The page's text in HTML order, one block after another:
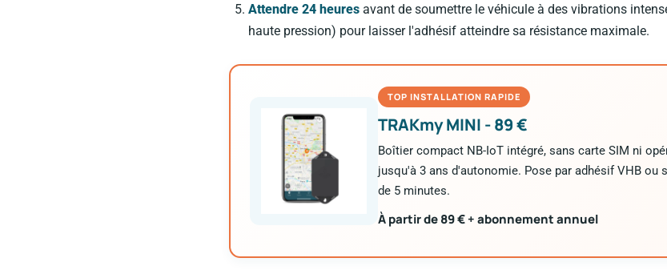
Attendre 24 heures avant de soumettre le véhicule à des vibrations
haute pression) pour laisser l'adhésif atteindre sa résistance maximale.
TOP INSTALLATION RAPIDE
TRAKmy MINI - 89 €
Boîtier compact NB-IoT intégré, sans carte SIM ni
jusqu'à 3 ans d'autonomie. Pose par adhésif VHB ou
de 5 minutes.
À partir de 89 € + abonnement annuel